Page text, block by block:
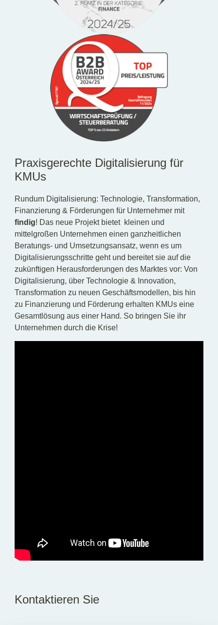
Praxisgerechte Digitalisierung für
KMUs
Rundum Digitalisierung: Technologie, Transformation,
Finanzierung & Förderungen für Unternehmer mit
findig! Das neue Projekt bietet kleinen und
mittelgroßen Unternehmen einen ganzheitlichen
Beratungs- und Umsetzungsansatz, wenn es um
Digitalisierungsschritte geht und bereitet sie auf die
zukünftigen Herausforderungen des Marktes vor: Von
Digitalisierung, über Technologie & Innovation,
Transformation zu neuen Geschäftsmodellen, bis hin
zu Finanzierung und Förderung erhalten KMUs eine
Gesamtlösung aus einer Hand. So bringen Sie ihr
Unternehmen durch die Krise!
Kontaktieren Sie